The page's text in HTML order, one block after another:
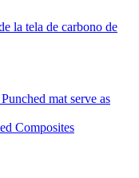
la tela de carbono de
Composites